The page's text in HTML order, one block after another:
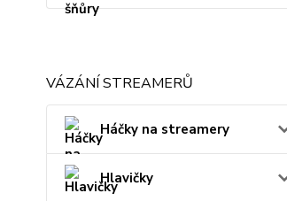
VÁZÁNÍ STREAMERŮ
Háčky na streamery
Hlavičky